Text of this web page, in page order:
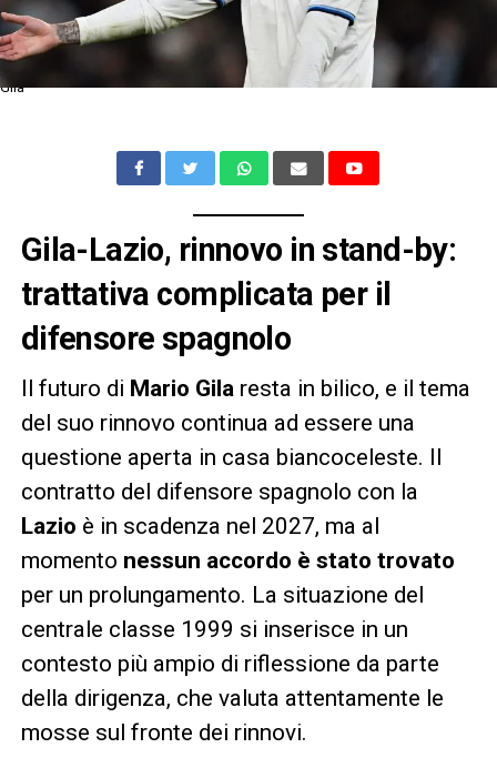
Gila
Gila-Lazio, rinnovo in stand-by:
trattativa complicata per il
difensore spagnolo
Il futuro di Mario Gilaresta in bilico, e il tema
del suo rinnovo continua ad essere una
questione aperta in casa biancoceleste. Il
contratto del difensore spagnolo con la
Lazio è in scadenza nel 2027, ma al
momento nessun accordo è stato trovato
per un prolungamento. La situazione del
centrale classe 1999 si inserisce in un
contesto più ampio di riflessione da parte
della dirigenza, che valuta attentamente le
mosse sul fronte dei rinnovi.